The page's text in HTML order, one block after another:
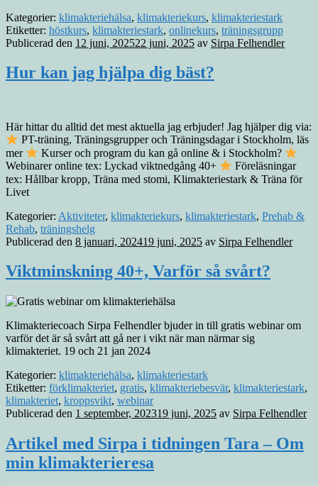
Kategorier: klimakteriehälsa, klimakteriekurs, klimakteriestark
Etiketter: höstkurs, klimakteriestark, onlinekurs, träningsgrupp
Publicerad den 12 juni, 202522 juni, 2025 av Sirpa Felhendler
Hur kan jag hjälpa dig bäst?
Här hittar du alltid det mest aktuella jag erbjuder! Jag hjälper dig via:
PT-träning, Träningsgrupper och Träningsdagar i Stockholm, läs
mer
Kurser och program du kan gå online & i Stockholm?
Webinarer online tex: Lyckad viktnedgång 40+
Föreläsningar
tex: Hållbar kropp, Träna med stomi, Klimakteriestark & Träna för
Livet
Kategorier: Aktiviteter, klimakteriekurs, klimakteriestark, Prehab &
Rehab, träningshelg
Publicerad den 8 januari, 202419 juni, 2025 av Sirpa Felhendler
Viktminskning 40+, Varför så svårt?
Klimakteriecoach Sirpa Felhendler bjuder in till gratis webinar om
varför det är så svårt att gå ner i vikt när man närmar sig
klimakteriet. 19 och 21 jan 2024
Kategorier: klimakteriehälsa, klimakteriestark
Etiketter: förklimakteriet, gratis, klimakteriebesvär, klimakteriestark,
klimakteriet, kroppsvikt, webinar
Publicerad den 1 september, 202319 juni, 2025 av Sirpa Felhendler
Artikel med Sirpa i tidningen Tara – Om
min klimakterieresa